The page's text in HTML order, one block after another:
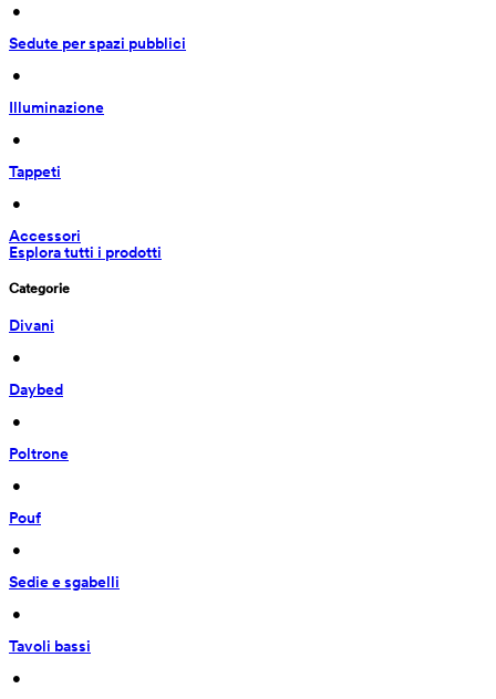
•
Sedute per spazi pubblici
•
Illuminazione
•
Tappeti
•
Accessori
Esplora tutti i prodotti
Categorie
Divani
•
Daybed
•
Poltrone
•
Pouf
•
Sedie e sgabelli
•
Tavoli bassi
•